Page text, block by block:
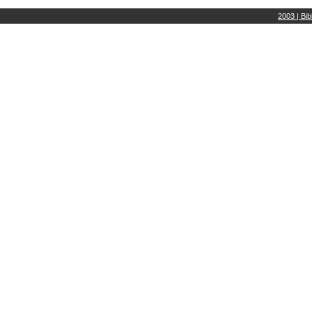
2003 |